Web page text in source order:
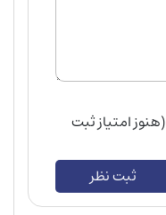
(هنوز امتیاز ثبت
ثبت نظر